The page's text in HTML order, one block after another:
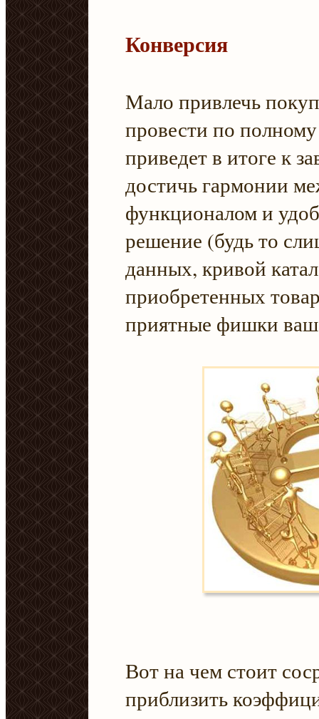
Конверсия
Мало привлечь
провести по
приведет в итоге к
достичь гармонии
функционалом и
решение (будь то
данных, кривой
приобретенных
приятные фишки
Вот на чем стоит
приблизить